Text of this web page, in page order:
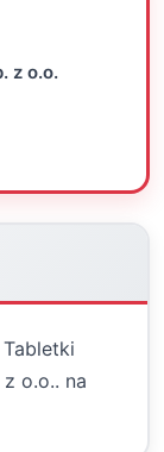
z o.o.
o.o.. na